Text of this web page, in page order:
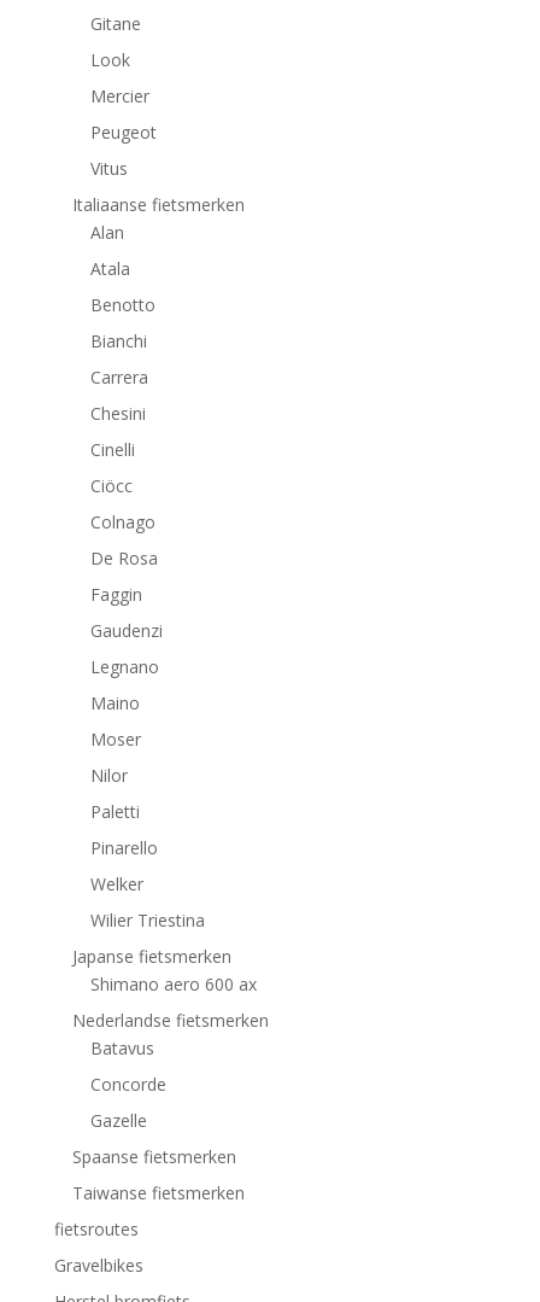
Gitane
Look
Mercier
Peugeot
Vitus
Italiaanse fietsmerken
Alan
Atala
Benotto
Bianchi
Carrera
Chesini
Cinelli
Ciöcc
Colnago
De Rosa
Faggin
Gaudenzi
Legnano
Maino
Moser
Nilor
Paletti
Pinarello
Welker
Wilier Triestina
Japanse fietsmerken
Shimano aero 600 ax
Nederlandse fietsmerken
Batavus
Concorde
Gazelle
Spaanse fietsmerken
Taiwanse fietsmerken
fietsroutes
Gravelbikes